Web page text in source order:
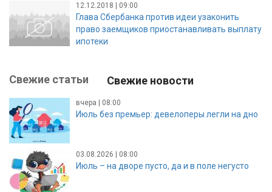
12.12.2018 | 09:00
Глава Сбербанка против идеи узаконить
право заемщиков приостанавливать выплату
ипотеки
Свежие статьи Свежие новости
вчера | 08:00
Июль без премьер: девелоперы легли на дно
03.08.2026 | 08:00
Июль – на дворе пусто, да и в поле негусто